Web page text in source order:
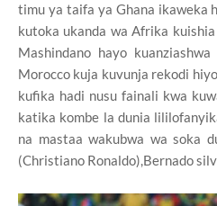
timu ya taifa ya Ghana ikaweka
kutoka ukanda wa Afrika
Mashindano hayo
Morocco kuja kuvunja rekodi
kufika hadi nusu fainali kwa
katika kombe la dunia
na mastaa wakubwa wa soka
(Christiano Ronaldo),Bernado